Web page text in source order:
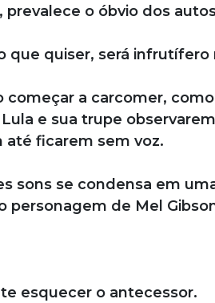
prevalece o óbvio dos
que quiser, será infrutífero
a carcomer,
e sua trupe
ficarem sem voz.
sons se condensa em
personagem de Mel
esquecer o antecessor.